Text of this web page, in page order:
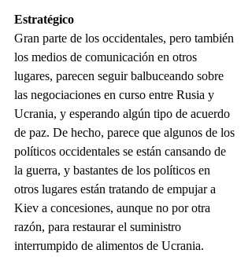
Estratégico
Gran parte de los occidentales, pero también
los medios de comunicación en otros
lugares, parecen seguir balbuceando sobre
las negociaciones en curso entre Rusia y
Ucrania, y esperando algún tipo de acuerdo
de paz. De hecho, parece que algunos de los
políticos occidentales se están cansando de
la guerra, y bastantes de los políticos en
otros lugares están tratando de empujar a
Kiev a concesiones, aunque no por otra
razón, para restaurar el suministro
interrumpido de alimentos de Ucrania.